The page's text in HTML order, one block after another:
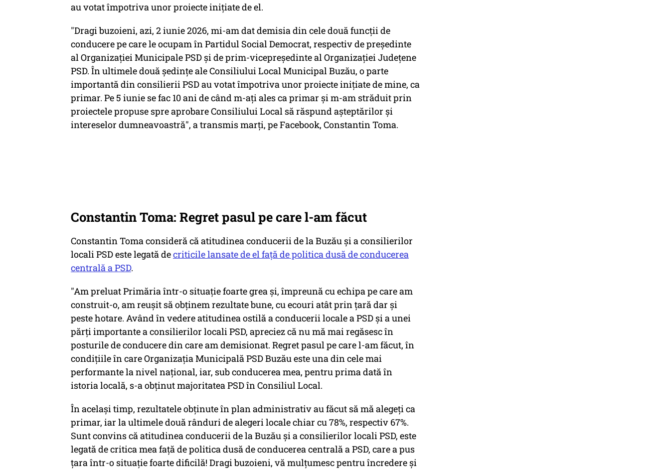
au votat împotriva unor proiecte iniţiate de el.
"Dragi buzoieni, azi, 2 iunie 2026, mi-am dat demisia din cele două funcţii de
conducere pe care le ocupam în Partidul Social Democrat, respectiv de preşedinte
al Organizaţiei Municipale PSD şi de prim-vicepreşedinte al Organizaţiei Judeţene
PSD. În ultimele două şedinţe ale Consiliului Local Municipal Buzău, o parte
importantă din consilierii PSD au votat împotriva unor proiecte iniţiate de mine, ca
primar. Pe 5 iunie se fac 10 ani de când m-aţi ales ca primar şi m-am străduit prin
proiectele propuse spre aprobare Consiliului Local să răspund aşteptărilor şi
intereselor dumneavoastră", a transmis marţi, pe Facebook, Constantin Toma.
Constantin Toma: Regret pasul pe care l-am făcut
Constantin Toma consideră că atitudinea conducerii de la Buzău şi a consilierilor
locali PSD este legată decriticile lansate de el faţă de politica dusă de conducerea
centrală a PSD.
"Am preluat Primăria într-o situaţie foarte grea şi, împreună cu echipa pe care am
construit-o, am reuşit să obţinem rezultate bune, cu ecouri atât prin ţară dar şi
peste hotare. Având în vedere atitudinea ostilă a conducerii locale a PSD şi a unei
părţi importante a consilierilor locali PSD, apreciez că nu mă mai regăsesc în
posturile de conducere din care am demisionat. Regret pasul pe care l-am făcut, în
condiţiile în care Organizaţia Municipală PSD Buzău este una din cele mai
performante la nivel naţional, iar, sub conducerea mea, pentru prima dată în
istoria locală, s-a obţinut majoritatea PSD în Consiliul Local.
În acelaşi timp, rezultatele obţinute în plan administrativ au făcut să mă alegeţi ca
primar, iar la ultimele două rânduri de alegeri locale chiar cu 78%, respectiv 67%.
Sunt convins că atitudinea conducerii de la Buzău şi a consilierilor locali PSD, este
legată de critica mea faţă de politica dusă de conducerea centrală a PSD, care a pus
ţara într-o situaţie foarte dificilă! Dragi buzoieni, vă mulţumesc pentru încredere şi